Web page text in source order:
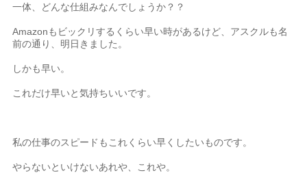
一体、どんな仕組みなんでしょうか？？
Amazonもビックリするくらい早い時があるけど、アスクルも名
前の通り、明日きました。
しかも早い。
これだけ早いと気持ちいいです。
私の仕事のスピードもこれくらい早くしたいものです。
やらないといけないあれや、これや。